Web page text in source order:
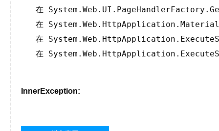
在
在
在
在
InnerException: